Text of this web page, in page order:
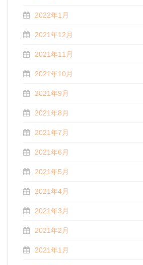
2022年1月
2021年12月
2021年11月
2021年10月
2021年9月
2021年8月
2021年7月
2021年6月
2021年5月
2021年4月
2021年3月
2021年2月
2021年1月